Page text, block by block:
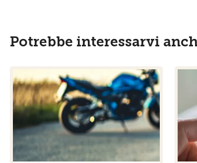
Potrebbe interessarvi